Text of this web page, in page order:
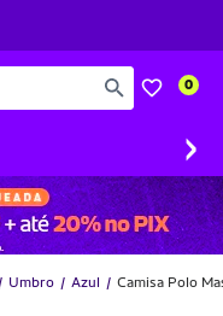
0
›
Umbro Azul Camisa Polo